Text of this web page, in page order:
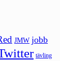
JMW jobb
tävling